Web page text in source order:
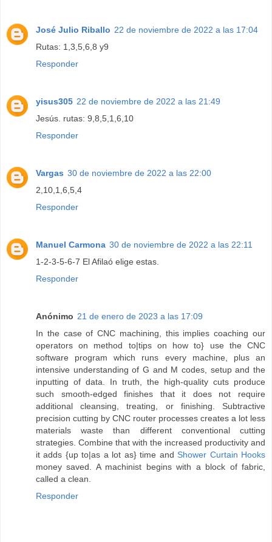
José Julio Riballo 22 de noviembre de 2022 a las 17:04
Rutas: 1,3,5,6,8 y9
Responder
yisus305 22 de noviembre de 2022 a las 21:49
Jesús. rutas: 9,8,5,1,6,10
Responder
Vargas 30 de noviembre de 2022 a las 22:00
2,10,1,6,5,4
Responder
Manuel Carmona 30 de noviembre de 2022 a las 22:11
1-2-3-5-6-7 El Afilaó elige estas.
Responder
Anónimo 21 de enero de 2023 a las 17:09
In the case of CNC machining, this implies coaching our
operators on method to|tips on how to} use the CNC
software program which runs every machine, plus an
intensive understanding of G and M codes, setup and the
inputting of data. In truth, the high-quality cuts produce
such smooth-edged finishes that it does not require
additional cleansing, treating, or finishing. Subtractive
precision cutting by CNC router processes creates a lot less
materials waste than different conventional cutting
strategies. Combine that with the increased productivity and
it adds {up to|as a lot as} time andShower Curtain Hooks
money saved. A machinist begins with a block of fabric,
called a clean.
Responder